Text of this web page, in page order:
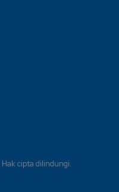
cipta dilindungi.